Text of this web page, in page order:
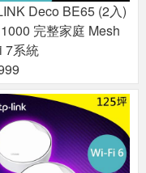
Deco BE65 (2入)
完整家庭 Mesh
7系統